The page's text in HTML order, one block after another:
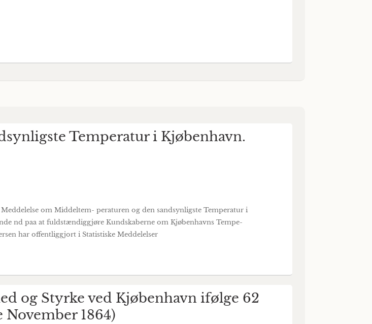
Temperatur i Kjøbenhavn.
om Middeltem- peraturen og den sandsynligste Temperatur i
nd paa at fuldstændiggjøre Kundskaberne om Kjøbenhavns Tempe-
har offentliggjort i Statistiske Meddelelser
og Styrke ved Kjøbenhavn ifølge 62
November 1864)